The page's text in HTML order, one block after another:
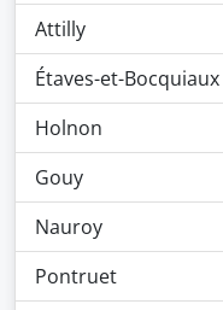
Attilly
Étaves-et-Bocquiaux
Holnon
Gouy
Nauroy
Pontruet